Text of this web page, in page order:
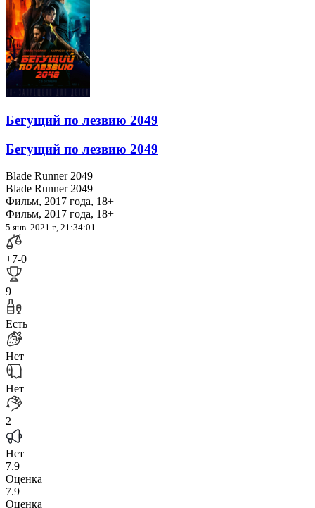
Бегущий по лезвию 2049
Бегущий по лезвию 2049
Blade Runner 2049
Blade Runner 2049
Фильм, 2017 года, 18+
Фильм, 2017 года, 18+
5 янв. 2021 г., 21:34:01
+7-0
9
Есть
Нет
Нет
2
Нет
7.9
Оценка
7.9
Оценка